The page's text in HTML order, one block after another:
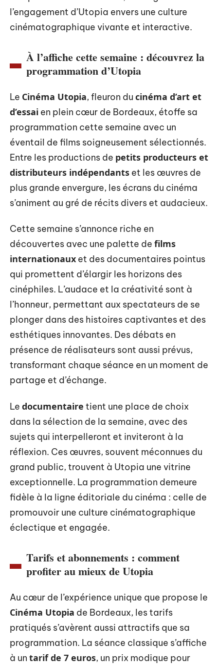
l’engagement d’Utopia envers une culture
cinématographique vivante et interactive.
À l’affiche cette semaine : découvrez la
programmation d’Utopia
Le Cinéma Utopia, fleuron du cinéma d’art et
d’essai en plein cœur de Bordeaux, étoffe sa
programmation cette semaine avec un
éventail de films soigneusement sélectionnés.
Entre les productions de petits producteurs et
distributeurs indépendants et les œuvres de
plus grande envergure, les écrans du cinéma
s’animent au gré de récits divers et audacieux.
Cette semaine s’annonce riche en
découvertes avec une palette de films
internationaux et des documentaires pointus
qui promettent d’élargir les horizons des
cinéphiles. L’audace et la créativité sont à
l’honneur, permettant aux spectateurs de se
plonger dans des histoires captivantes et des
esthétiques innovantes. Des débats en
présence de réalisateurs sont aussi prévus,
transformant chaque séance en un moment de
partage et d’échange.
Le documentaire tient une place de choix
dans la sélection de la semaine, avec des
sujets qui interpelleront et inviteront à la
réflexion. Ces œuvres, souvent méconnues du
grand public, trouvent à Utopia une vitrine
exceptionnelle. La programmation demeure
fidèle à la ligne éditoriale du cinéma : celle de
promouvoir une culture cinématographique
éclectique et engagée.
Tarifs et abonnements : comment
profiter au mieux de Utopia
Au cœur de l’expérience unique que propose le
Cinéma Utopia de Bordeaux, les tarifs
pratiqués s’avèrent aussi attractifs que sa
programmation. La séance classique s’affiche
à un tarif de 7 euros, un prix modique pour